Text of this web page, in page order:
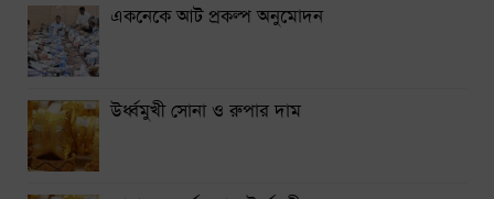
সিলেটে দুই বাসের সংঘর্ষে নিহত ৯
একনেকে আট প্রকল্প অনুমোদন
উর্ধ্বমুখী সোনা ও রুপার দাম